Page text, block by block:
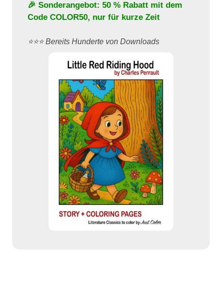
🎉 Sonderangebot: 50 % Rabatt mit dem
Code COLOR50, nur für kurze Zeit
⭐️⭐️⭐️ Bereits Hunderte von Downloads